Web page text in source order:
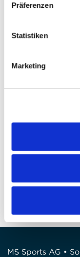
Präferenzen
Statistiken
Marketing
Finaliser votre
QUESTIONS?
Avez-vous des
Téléphone: +41 41
MS Sports AG •